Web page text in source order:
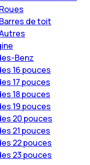
de toit
Benz
16 pouces
17 pouces
18 pouces
19 pouces
20 pouces
21 pouces
22 pouces
23 pouces